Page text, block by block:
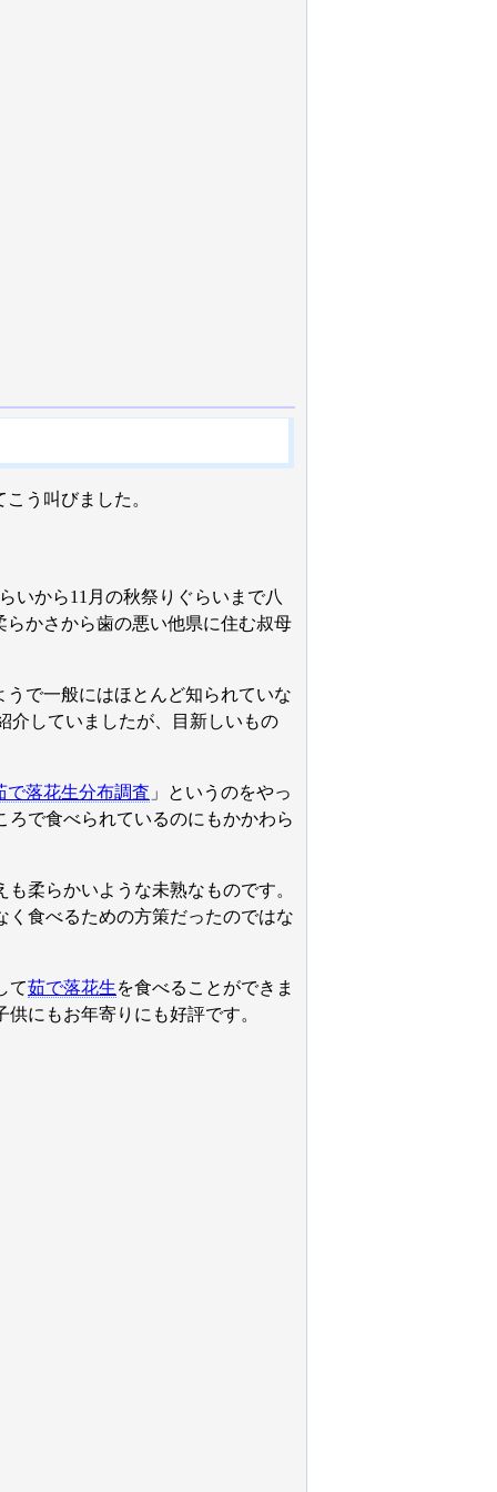
こう叫びました。
から11月の秋祭りぐらいまで八
かさから歯の悪い他県に住む叔母
で一般にはほとんど知られていな
介していましたが、目新しいもの
で落花生分布調査 」というのをやっ
で食べられているのにもかかわら
柔らかいような未熟なものです。
食べるための方策だったのではな
て茹で落花生を食べることができま
にもお年寄りにも好評です。